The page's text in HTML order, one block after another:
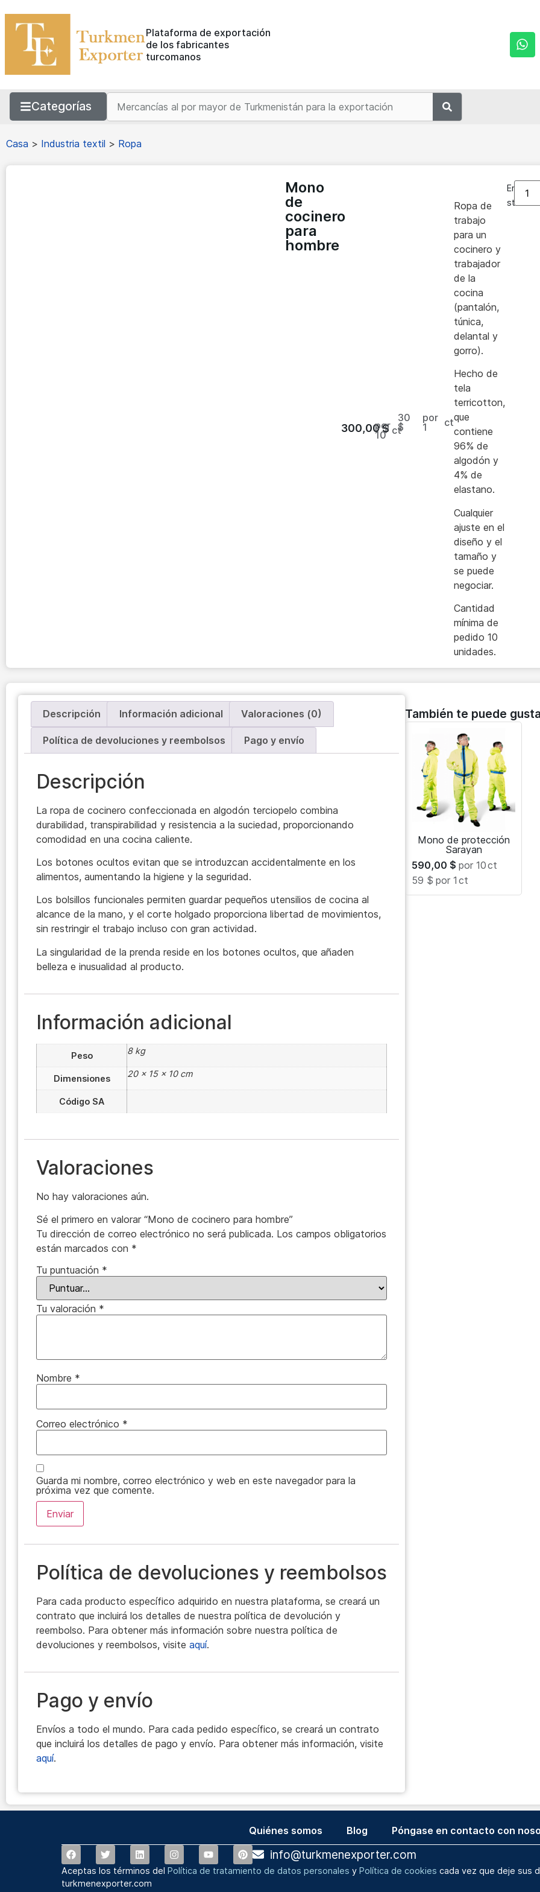
Plataforma de exportación
de los fabricantes
turcomanos
Categorías
Casa > Industria textil > Ropa
Mono
de
cocinero
para
hombre
300,00$
por
10 ct
30
$
por
1
ct
Ropa de
trabajo
para un
cocinero y
trabajador
de la
cocina
(pantalón,
túnica,
delantal y
gorro).
Hecho de
tela
terricotton,
que
contiene
96% de
algodón y
4% de
elastano.
Cualquier
ajuste en el
diseño y el
tamaño y
se puede
negociar.
Cantidad
mínima de
pedido 10
unidades.
En
stock
Descripción Información adicional Valoraciones (0)
Política de devoluciones y reembolsos Pago y envío
Descripción
La ropa de cocinero confeccionada en algodón terciopelo combina
durabilidad, transpirabilidad y resistencia a la suciedad, proporcionando
comodidad en una cocina caliente.
Los botones ocultos evitan que se introduzcan accidentalmente en los
alimentos, aumentando la higiene y la seguridad.
Los bolsillos funcionales permiten guardar pequeños utensilios de cocina al
alcance de la mano, y el corte holgado proporciona libertad de movimientos,
sin restringir el trabajo incluso con gran actividad.
La singularidad de la prenda reside en los botones ocultos, que añaden
belleza e inusualidad al producto.
Información adicional
Peso 8 kg
Dimensiones 20 × 15 × 10 cm
Código SA
Valoraciones
No hay valoraciones aún.
Sé el primero en valorar “Mono de cocinero para hombre”
Tu dirección de correo electrónico no será publicada. Los campos obligatorios
están marcados con *
Tu puntuación *
Tu valoración *
Nombre *
Correo electrónico *
Guarda mi nombre, correo electrónico y web en este navegador para la
próxima vez que comente.
Política de devoluciones y reembolsos
Para cada producto específico adquirido en nuestra plataforma, se creará un
contrato que incluirá los detalles de nuestra política de devolución y
reembolso. Para obtener más información sobre nuestra política de
devoluciones y reembolsos, visite aquí.
Pago y envío
Envíos a todo el mundo. Para cada pedido específico, se creará un contrato
que incluirá los detalles de pago y envío. Para obtener más información, visite
aquí.
También te puede
Mono de protección
Sarayan
590,00 $ por 10ct
59 $ por 1 ct
Quiénes somos Blog Póngase en contacto con
info@turkmenexporter.com
Aceptas los términos del Política de tratamiento de datos personales y Política de cookies cada vez que deje sus
turkmenexporter.com